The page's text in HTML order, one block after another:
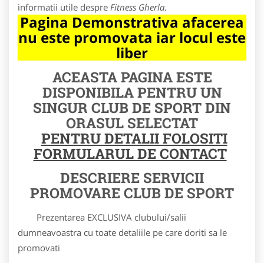
informatii utile despre Fitness Gherla.
Pagina Demonstrativa afacerea
nu este promovata iar locul este
liber
ACEASTA PAGINA ESTE
DISPONIBILA PENTRU UN
SINGUR CLUB DE SPORT DIN
ORASUL SELECTAT
PENTRU DETALII FOLOSITI
FORMULARUL DE CONTACT
DESCRIERE SERVICII
PROMOVARE CLUB DE SPORT
Prezentarea EXCLUSIVA clubului/salii
dumneavoastra cu toate detaliile pe care doriti sa le
promovati